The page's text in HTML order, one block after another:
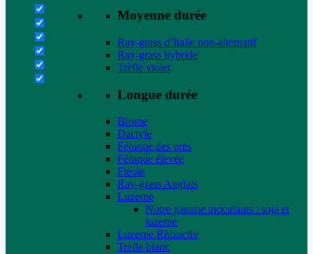
Moyenne durée
Ray-grass d’Italie non-alternatif
Ray-grass hybride
Trèfle violet
Longue durée
Brome
Dactyle
Fétuque des prés
Fétuque élevée
Fléole
Ray-grass Anglais
Luzerne
Notre gamme inoculants : soja et
luzerne
Luzerne Rhizactiv
Trèfle blanc